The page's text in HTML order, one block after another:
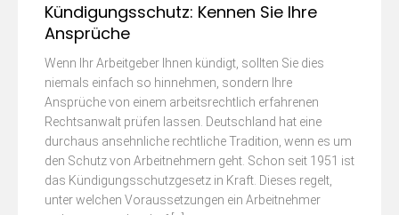
Kündigungsschutz: Kennen Sie Ihre
Ansprüche
Wenn Ihr Arbeitgeber Ihnen kündigt, sollten Sie dies
niemals einfach so hinnehmen, sondern Ihre
Ansprüche von einem arbeitsrechtlich erfahrenen
Rechtsanwalt prüfen lassen. Deutschland hat eine
durchaus ansehnliche rechtliche Tradition, wenn es um
den Schutz von Arbeitnehmern geht. Schon seit 1951 ist
das Kündigungsschutzgesetz in Kraft. Dieses regelt,
unter welchen Voraussetzungen ein Arbeitnehmer